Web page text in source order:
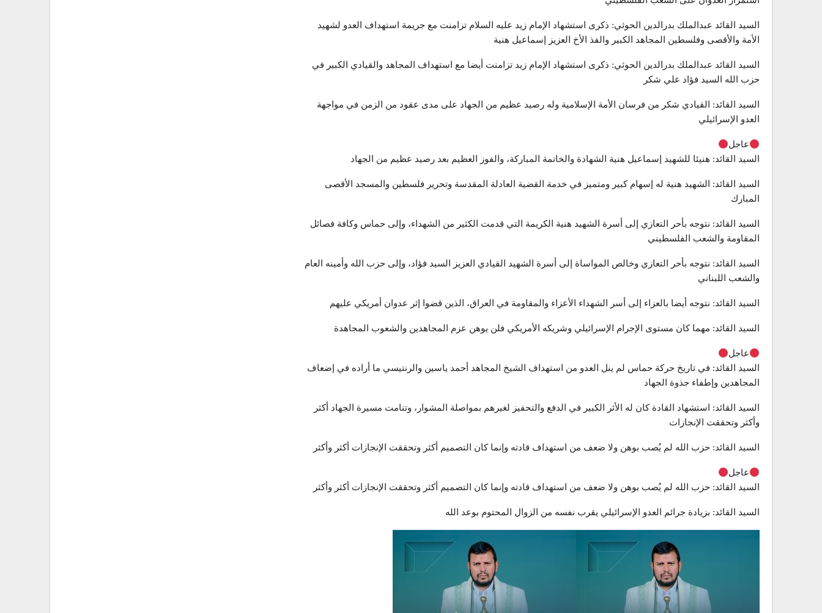
السيد القائد عبدالملك بدرالدين الحوثي: ذكرى استشهاد الإمام زيد عليه السلام تزامنت مع جريمة استهداف العدو لشهيد
الأمة والأقصى وفلسطين المجاهد الكبير والفذ الأخ العزيز إسماعيل هنية
السيد القائد عبدالملك بدرالدين الحوثي: ذكرى استشهاد الإمام زيد تزامنت أيضا مع استهداف المجاهد والقيادي الكبير في
حزب الله السيد فؤاد علي شكر
السيد القائد: القيادي شكر من فرسان الأمة الإسلامية وله رصيد عظيم من الجهاد على مدى عقود من الزمن في مواجهة
العدو الإسرائيلي
عاجل
السيد القائد: هنيئا للشهيد إسماعيل هنية الشهادة والخاتمة المباركة، والفوز العظيم بعد رصيد عظيم من الجهاد
السيد القائد: الشهيد هنية له إسهام كبير ومتميز في خدمة القضية العادلة المقدسة وتحرير فلسطين والمسجد الأقصى
المبارك
السيد القائد: نتوجه بأحر التعازي إلى أسرة الشهيد هنية الكريمة التي قدمت الكثير من الشهداء، وإلى حماس وكافة فصائل
المقاومة والشعب الفلسطيني
السيد القائد: نتوجه بأحر التعازي وخالص المواساة إلى أسرة الشهيد القيادي العزيز السيد فؤاد، وإلى حزب الله وأمينه العام
والشعب اللبناني
السيد القائد: نتوجه أيضا بالعزاء إلى أسر الشهداء الأعزاء والمقاومة في العراق، الذين قضوا إثر عدوان أمريكي عليهم
السيد القائد: مهما كان مستوى الإجرام الإسرائيلي وشريكه الأمريكي فلن يوهن عزم المجاهدين والشعوب المجاهدة
عاجل
السيد القائد: في تاريخ حركة حماس لم ينل العدو من استهداف الشيخ المجاهد أحمد ياسين والرنتيسي ما أراده في إضعاف
المجاهدين وإطفاء جذوة الجهاد
السيد القائد: استشهاد القادة كان له الأثر الكبير في الدفع والتحفيز لغيرهم بمواصلة المشوار، وتنامت مسيرة الجهاد أكثر
وأكثر وتحققت الإنجازات
السيد القائد: حزب الله لم يُصب بوهن ولا ضعف من استهداف قادته وإنما كان التصميم أكثر وتحققت الإنجازات أكثر وأكثر
عاجل
السيد القائد: حزب الله لم يُصب بوهن ولا ضعف من استهداف قادته وإنما كان التصميم أكثر وتحققت الإنجازات أكثر وأكثر
السيد القائد: بزيادة جرائم العدو الإسرائيلي يقرب نفسه من الزوال المحتوم بوعد الله